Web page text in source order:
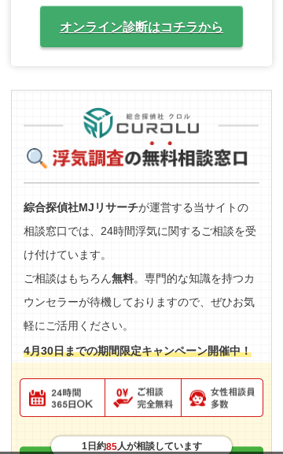
オンライン診断はコチラから
綜合探偵社MJリサーチが運営する当サイトの
相談窓口では、24時間浮気に関するご相談を受
け付けています。
ご相談はもちろん無料。専門的な知識を持つカ
ウンセラーが待機しておりますので、ぜひお気
軽にご活用ください。
4月30日までの期間限定キャンペーン開催中！
1日約85人が相談しています